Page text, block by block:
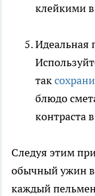
клейкими
Идеальная
так
блюдо
контраста
Следуя этим
обычный ужин
каждый